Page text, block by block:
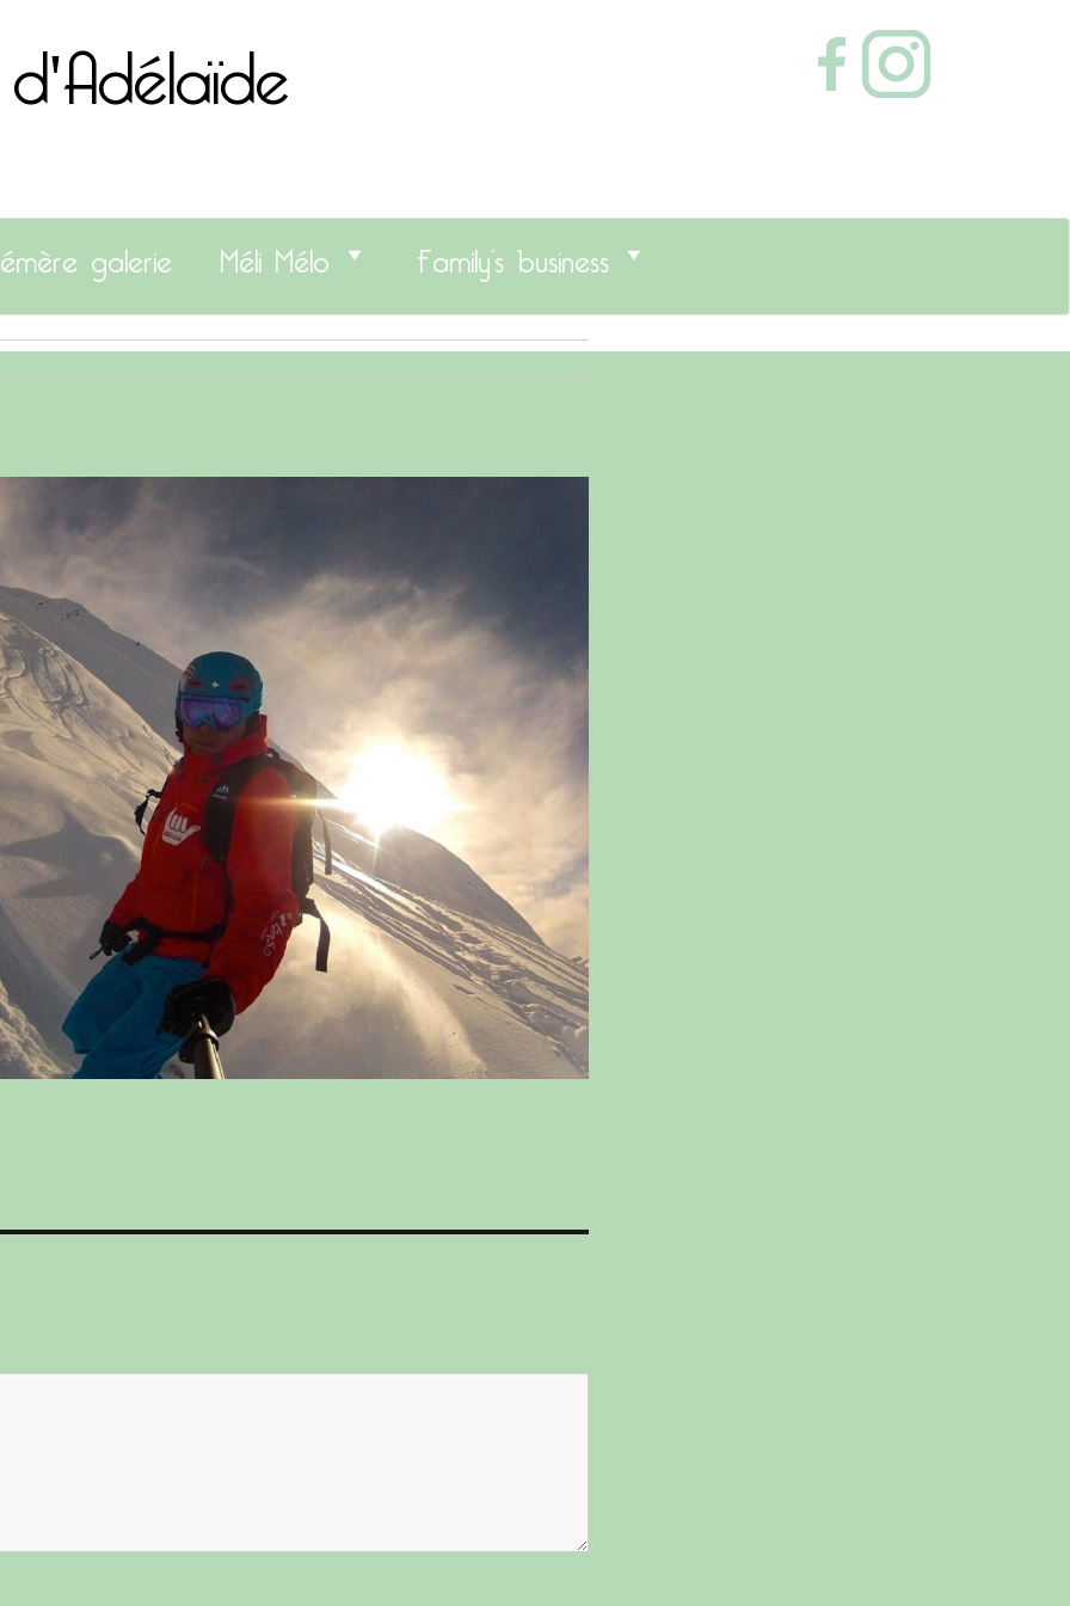
galerie Méli Mélo Family’s business